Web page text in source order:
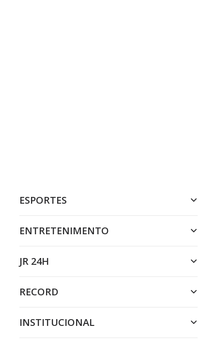
ESPORTES
ENTRETENIMENTO
JR 24H
RECORD
INSTITUCIONAL